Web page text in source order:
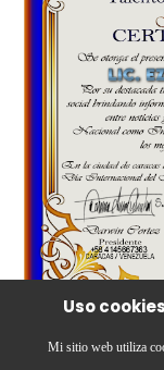
Uso
Mi sitio web utiliza